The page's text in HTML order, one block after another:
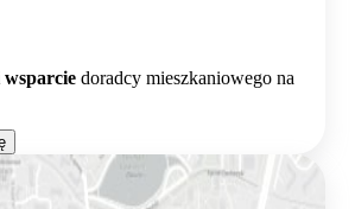
doradcy mieszkaniowego na